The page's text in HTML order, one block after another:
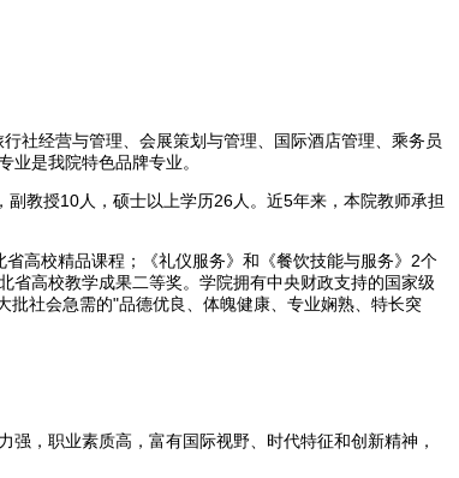
社经营与管理、会展策划与管理、国际酒店管理、乘务员
是我院特色品牌专业。
教授10人，硕士以上学历26人。近5年来，本院教师承担
高校精品课程；《礼仪服务》和《餐饮技能与服务》2个
省高校教学成果二等奖。学院拥有中央财政支持的国家级
社会急需的"品德优良、体魄健康、专业娴熟、特长突
，职业素质高，富有国际视野、时代特征和创新精神，